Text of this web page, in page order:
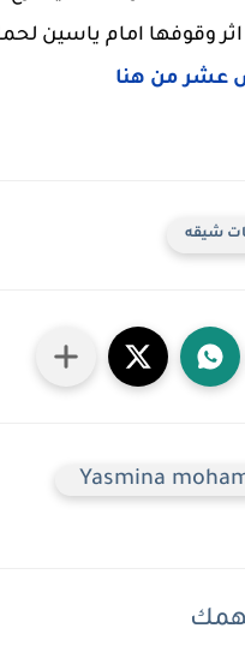
وقوفها امام ياسين
عشر من هنا
شيقه
Yasmina